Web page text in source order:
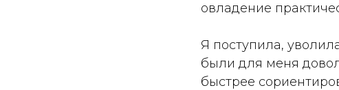
овладение
Я поступила,
были для меня
быстрее